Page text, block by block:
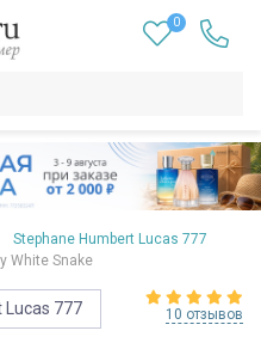
0
Stephane Humbert Lucas 777
White Snake
Lucas 777 10 отзывов